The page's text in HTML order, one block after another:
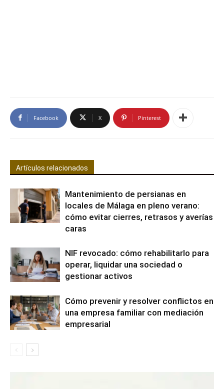
Facebook X Pinterest
Artículos relacionados
Mantenimiento de persianas en
locales de Málaga en pleno verano:
cómo evitar cierres, retrasos y averías
caras
NIF revocado: cómo rehabilitarlo para
operar, liquidar una sociedad o
gestionar activos
Cómo prevenir y resolver conflictos en
una empresa familiar con mediación
empresarial